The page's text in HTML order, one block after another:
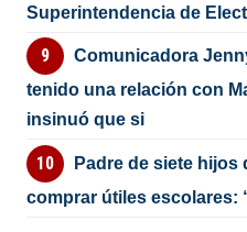
Superintendencia de
Comunicadora
tenido una relación con
insinuó que si
Padre de siete
comprar útiles escolares: